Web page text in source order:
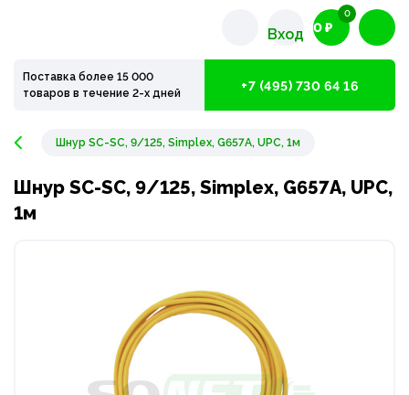
Вход 0 ₽
0
Поставка более 15 000
товаров в течение 2-х дней
+7 (495) 730 64 16
Шнур SC-SC, 9/125, Simplex, G657A, UPC, 1м
Шнур SC-SC, 9/125, Simplex, G657A, UPC,
1м